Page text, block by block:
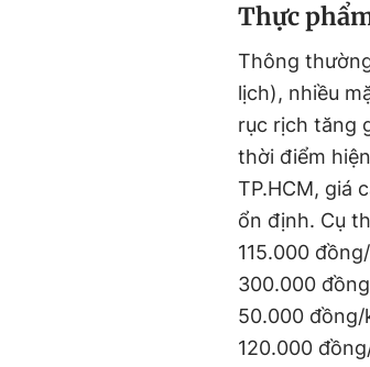
Thực
Thông
lịch), nhiều
rục rịch tăng
thời điểm
TP.HCM, giá
ổn định. Cụ
115.000
300.000
50.000
120.000